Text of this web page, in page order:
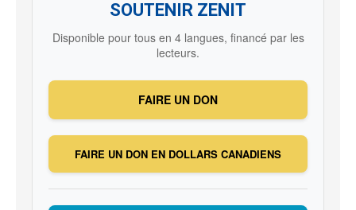
SOUTENIR ZENIT
Disponible pour tous en 4 langues, financé par les
lecteurs.
FAIRE UN DON
FAIRE UN DON EN DOLLARS CANADIENS